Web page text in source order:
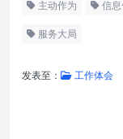
主动作为 信
服务大局
发表至： 工作体会